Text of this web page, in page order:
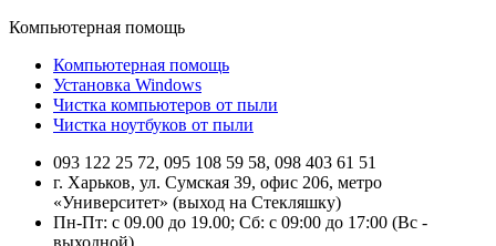
Компьютерная помощь
Компьютерная помощь
Установка Windows
Чистка компьютеров от пыли
Чистка ноутбуков от пыли
093 122 25 72, 095 108 59 58, 098 403 61 51
г. Харьков, ул. Сумская 39, офис 206, метро
«Университет» (выход на Стекляшку)
Пн-Пт: с 09.00 до 19.00; Сб: с 09:00 до 17:00 (Вс -
выходной)